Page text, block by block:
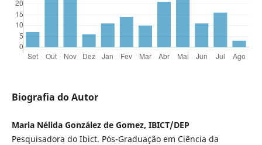
Biografia do Autor
Maria Nélida González de Gomez, IBICT/DEP
Pesquisadora do Ibict. Pós-Graduação em Ciência da